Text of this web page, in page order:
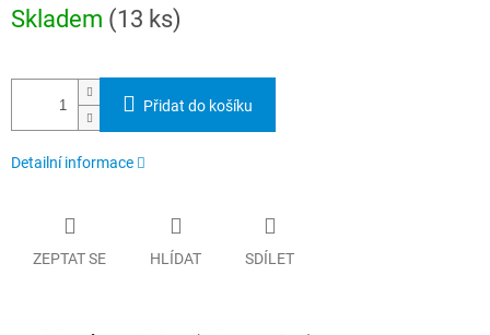
cena:
Skladem (13 ks)
Přidat do košíku
Detailní informace
ZEPTAT SE HLÍDAT SDÍLET